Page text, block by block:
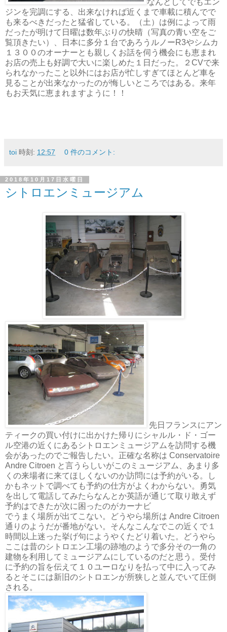
ジンを完調にする、出来なければ近くまで車載に積んでで
も来るべきだったと猛省している。（土）は例によって雨
だったが明けて日曜は数年ぶりの快晴（写真の青い空をご
覧頂きたい）、日本に多分１台であろうルノーR3やシムカ
１３００のオーナーとも親しくお話を伺う機会にも恵まれ
お店の売上も好調で大いに楽しめた１日だった。２CVで来
られなかったこと以外にはお店が忙しすぎてほとんど車を
見ることが出来なかったのが悔しいところではある。来年
もお天気に恵まれますように！！
toi 時刻: 12:57 0 件のコメント:
2018年10月17日水曜日
シトロエンミュージアム
先日フランスにアン
ティークの買い付けに出かけた帰りにシャルル・ド・ゴー
ル空港の近くにあるシトロエンミュージアムを訪問する機
会があったのでご報告したい。正確な名称は Conservatoire
Andre Citroen と言うらしいがこのミュージアム、あまり多
くの来場者に来てほしくないのか訪問には予約がいる。し
かもネットで調べても予約の仕方がよくわからない。勇気
を出して電話してみたらなんとか英語が通じて取り敢えず
予約はできたが次に困ったのがカーナビ
でうまく場所が出てこない。どうやら場所は Andre Citroen
通りのようだが番地がない。そんなこんなでこの近くで１
時間以上迷った挙げ句にようやくたどり着いた。どうやら
ここは昔のシトロエン工場の跡地のようで多分その一角の
建物を利用してミュージアムにしているのだと思う。受付
に予約の旨を伝えて１０ユーロなりを払って中に入ってみ
るとそこには新旧のシトロエンが所狭しと並んでいて圧倒
される。